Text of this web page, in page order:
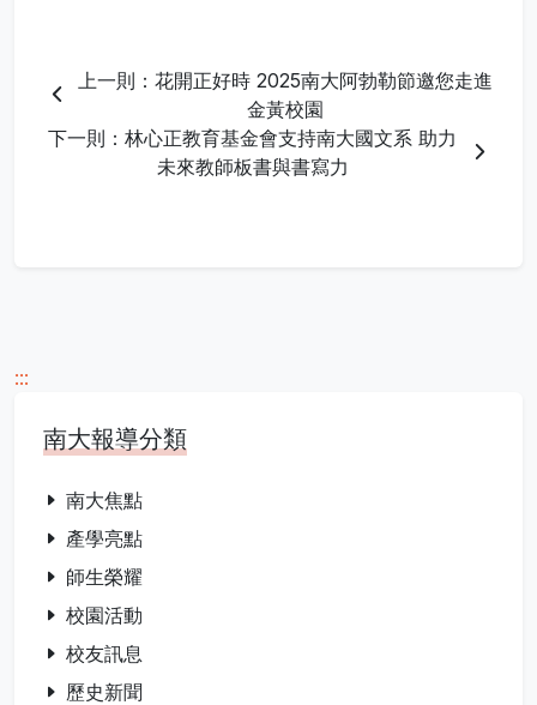
上一則：花開正好時 2025南大阿勃勒節邀您走進
金黃校園
下一則：林心正教育基金會支持南大國文系 助力
未來教師板書與書寫力
:::
南大報導分類
南大焦點
產學亮點
師生榮耀
校園活動
校友訊息
歷史新聞